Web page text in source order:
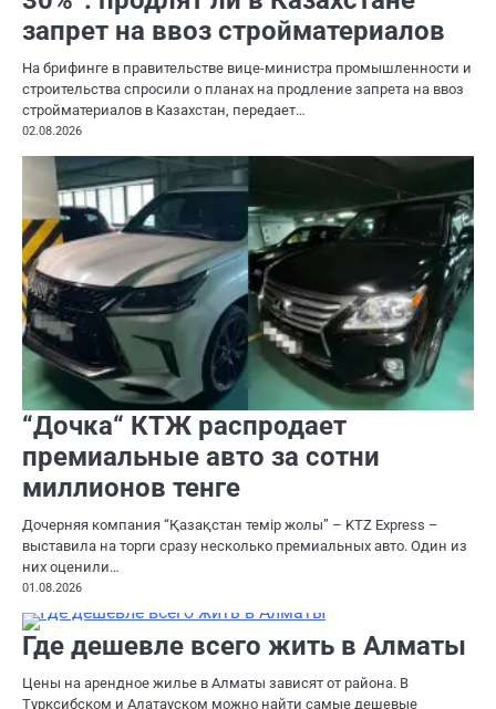
запрет на ввоз стройматериалов
На брифинге в правительстве вице-министра промышленности и
строительства спросили о планах на продление запрета на ввоз
стройматериалов в Казахстан, передает…
02.08.2026
“Дочка“ КТЖ распродает
премиальные авто за сотни
миллионов тенге
Дочерняя компания “Қазақстан темір жолы” – KTZ Express –
выставила на торги сразу несколько премиальных авто. Один из
них оценили…
01.08.2026
Где дешевле всего жить в Алматы
Цены на арендное жилье в Алматы зависят от района. В
Турксибском и Алатауском можно найти самые дешевые